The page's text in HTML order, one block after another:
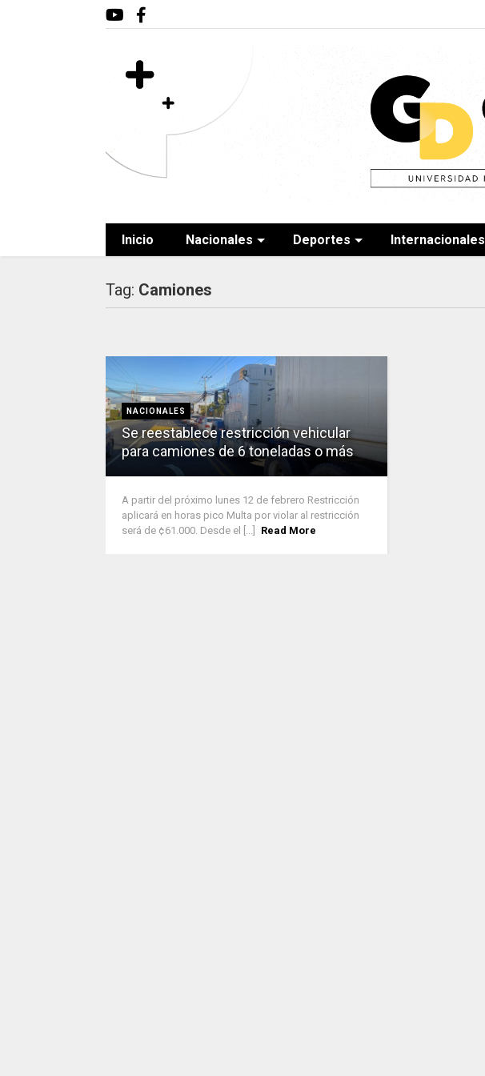
Inicio Nacionales Deportes Internacionales
Tag: Camiones
NACIONALES
Se reestablece restricción vehicular
para camiones de 6 toneladas o más
A partir del próximo lunes 12 de febrero Restricción
aplicará en horas pico Multa por violar al restricción
será de ¢61.000. Desde el [...]
Read More